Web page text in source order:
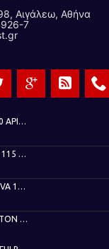
Αιγάλεω, Αθήνα
7
ΚΑΡΙΝΑ T MAX 500 ΑΡΙΣΤΕΡΗ ΜΑΥΡΗ 01-07
ΔΙΑΚΟΠΤΗΣ KRISS 115 TOBAKI
ΔΙΑΚΟΠΤΗΣ INNOVA 125 TOBAKI
ΔΙΑΚΟΠΤΗΣ CRYPTON X 135 TOBAKI